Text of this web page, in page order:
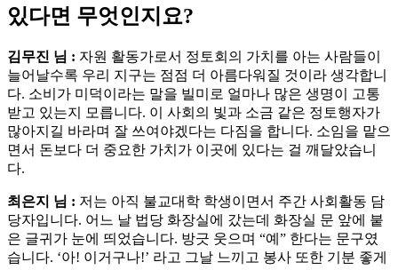
있다면 무엇인지요?
김무진 님 : 자원 활동가로서 정토회의 가치를 아는 사람들이
늘어날수록 우리 지구는 점점 더 아름다워질 것이라 생각합니
다. 소비가 미덕이라는 말을 빌미로 얼마나 많은 생명이 고통
받고 있는지 모릅니다. 이 사회의 빛과 소금 같은 정토행자가
많아지길 바라며 잘 쓰여야겠다는 다짐을 합니다. 소임을 맡으
면서 돈보다 더 중요한 가치가 이곳에 있다는 걸 깨달았습니
다.
최은지 님 : 저는 아직 불교대학 학생이면서 주간 사회활동 담
당자입니다. 어느 날 법당 화장실에 갔는데 화장실 문 앞에 붙
은 글귀가 눈에 띄었습니다. 방긋 웃으며 “예” 한다는 문구였
습니다. ‘아! 이거구나!’ 라고 그날 느끼고 봉사 또한 기분 좋게